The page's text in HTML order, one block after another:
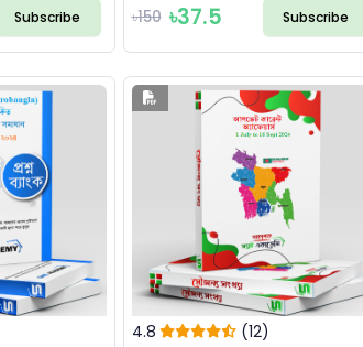
Subscribe ৳150 ৳37.5 Subscribe
4.8 (12)